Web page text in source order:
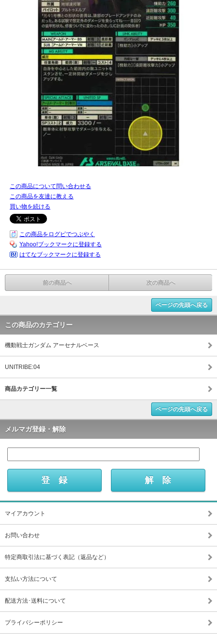
この商品について問い合わせる
この商品を友達に教える
買い物を続ける
この商品をログピでつぶやく
Yahoo!ブックマークに登録する
はてなブックマークに登録する
前の商品へ 次の商品へ
ページの先頭へ戻る
この商品のカテゴリー
機動戦士ガンダム アーセナルベース
UNITRIBE:04
商品カテゴリー一覧
ページの先頭へ戻る
メルマガ登録・解除
マイアカウント
お問い合わせ
特定商取引法に基づく表記（返品など）
支払い方法について
配送方法･送料について
プライバシーポリシー